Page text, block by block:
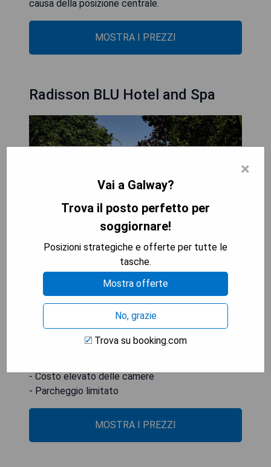
causa della posizione centrale.
MOSTRA I PREZZI
Radisson BLU Hotel and Spa
Pros:
- Posizione centrale
- Spa di lusso
- Camere moderne e confortevoli
- Personale cordiale e professionale
- Costo elevato delle camere
- Parcheggio limitato
MOSTRA I PREZZI
×
Vai a Galway?
Trova il posto perfetto per
soggiornare!
Posizioni strategiche e offerte per tutte le
tasche.
Mostra offerte
No, grazie
Trova su booking.com